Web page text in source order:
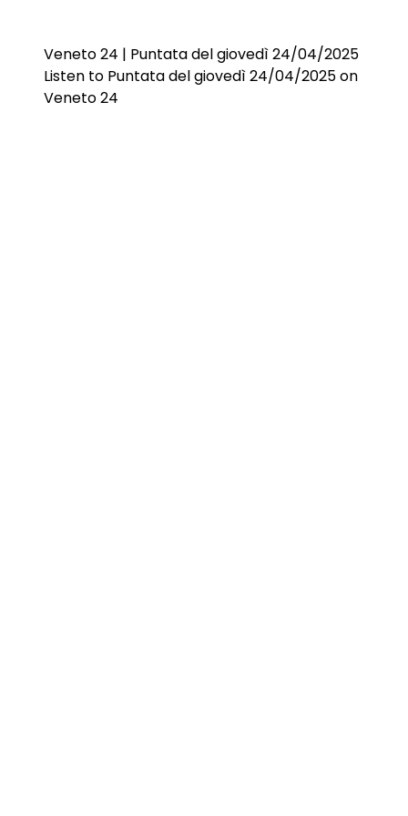
Veneto 24 | Puntata del giovedì 24/04/2025
Listen to Puntata del giovedì 24/04/2025 on
Veneto 24